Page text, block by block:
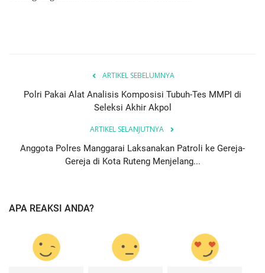
ARTIKEL SEBELUMNYA
Polri Pakai Alat Analisis Komposisi Tubuh-Tes MMPI di
Seleksi Akhir Akpol
ARTIKEL SELANJUTNYA
Anggota Polres Manggarai Laksanakan Patroli ke Gereja-
Gereja di Kota Ruteng Menjelang...
APA REAKSI ANDA?